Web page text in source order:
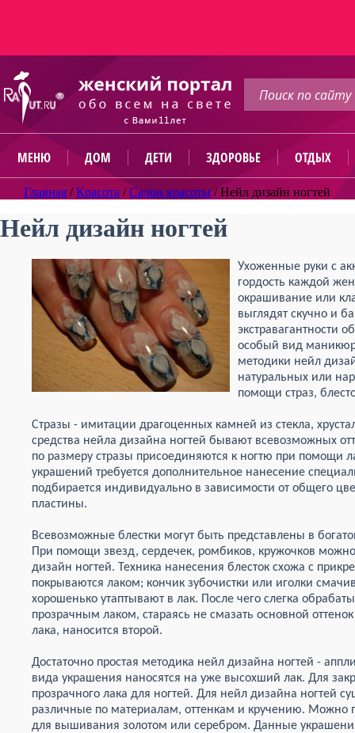
МЕНЮ ДОМ ДЕТИ ЗДОРОВЬЕ ОТДЫХ
Главная /Красота /Салон красоты /Нейл дизайн ногтей
Нейл дизайн ногтей
Ухоженные руки с
гордость каждой
окрашивание или
выглядят скучно и
экстравагантности
особый вид
методики нейл
натуральных или
помощи страз,
Стразы - имитации драгоценных камней из стекла,
средства нейла дизайна ногтей бывают всевозможных
по размеру стразы присоединяются к ногтю при помощи
украшений требуется дополнительное нанесение
подбирается индивидуально в зависимости от общего
пластины.
Всевозможные блестки могут быть представлены в
При помощи звезд, сердечек, ромбиков, кружочков
дизайн ногтей. Техника нанесения блесток схожа с
покрываются лаком; кончик зубочистки или иголки
хорошенько утаптывают в лак. После чего слегка
прозрачным лаком, стараясь не смазать основной
лака, наносится второй.
Достаточно простая методика нейл дизайна ногтей -
вида украшения наносятся на уже высохший лак. Для
прозрачного лака для ногтей. Для нейл дизайна ногтей
различные по материалам, оттенкам и кручению. Можно
для вышивания золотом или серебром. Данные